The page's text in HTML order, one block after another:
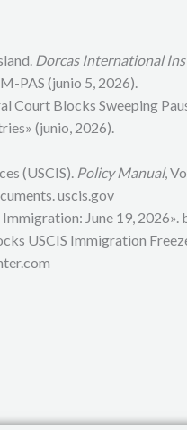
Dorcas International
PAS (junio 5, 2026).
Court Blocks Sweeping
(junio, 2026).
(USCIS). Policy Manual,
uscis.gov
June 19, 2026».
USCIS Immigration